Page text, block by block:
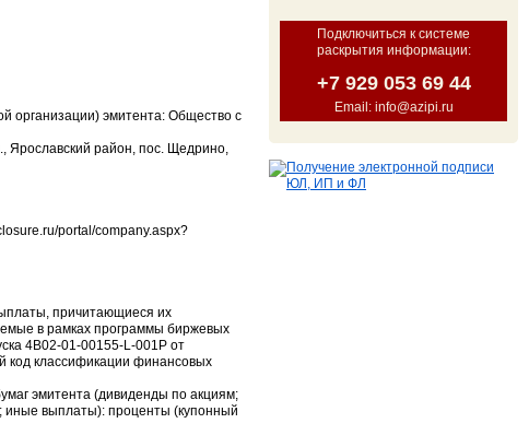
Подключиться к системе
раскрытия информации:
+7 929 053 69 44
Email: info@azipi.ru
организации) эмитента: Общество с
Ярославский район, пос. Щедрино,
portal/company.aspx?
причитающиеся их
в рамках программы биржевых
4B02-01-00155-L-001P от
код классификации финансовых
эмитента (дивиденды по акциям;
иные выплаты): проценты (купонный